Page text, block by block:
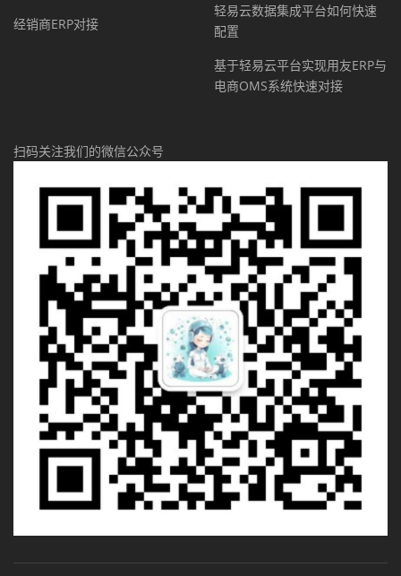
经销商ERP对接
轻易云数据集成平台如何快速
配置
基于轻易云平台实现用友ERP与
电商OMS系统快速对接
扫码关注我们的微信公众号